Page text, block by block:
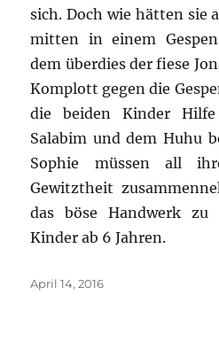
sich. Doch wie hätten sie
mitten in einem
dem überdies der fiese
Komplott gegen die
die beiden Kinder Hilfe
Salabim und dem Huhu
Sophie müssen all
Gewitztheit
das böse Handwerk zu
Kinder ab 6 Jahren.
Veröffentlicht
April 14, 2016